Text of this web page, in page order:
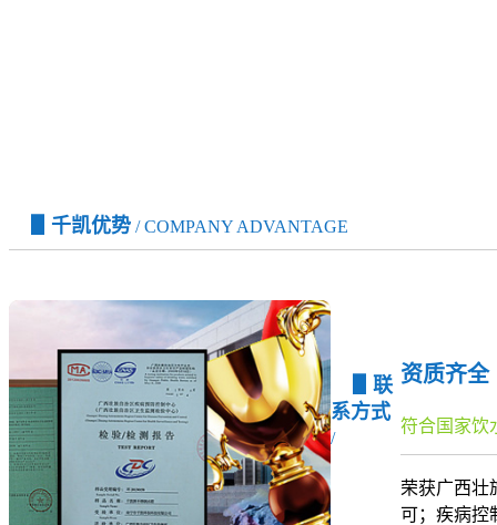
▋千凯优势 / COMPANY ADVANTAGE
资质齐全
符合国家饮
荣获广西壮
可；疾病控
▋联
系方式
/